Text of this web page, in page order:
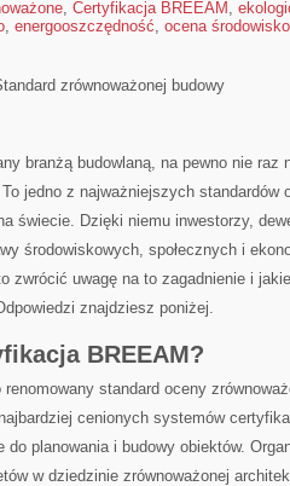
, Certyfikacja BREEAM ,
, energooszczędność, ocena
zrównoważonej ‍budowy
branżą budowlaną, na pewno nie raz
jedno z najważniejszych standardów
świecie. ⁢Dzięki niemu inwestorzy,
środowiskowych, społecznych i
zwrócić uwagę na to ⁤zagadnienie i
​znajdziesz poniżej.
BREEAM?
‌standard oceny
cenionych‍ systemów
do planowania i budowy obiektów.
w dziedzinie zrównoważonej